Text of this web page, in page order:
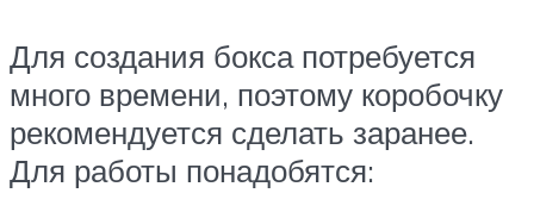
Для создания бокса потребуется
много времени, поэтому коробочку
рекомендуется сделать заранее.
Для работы понадобятся: